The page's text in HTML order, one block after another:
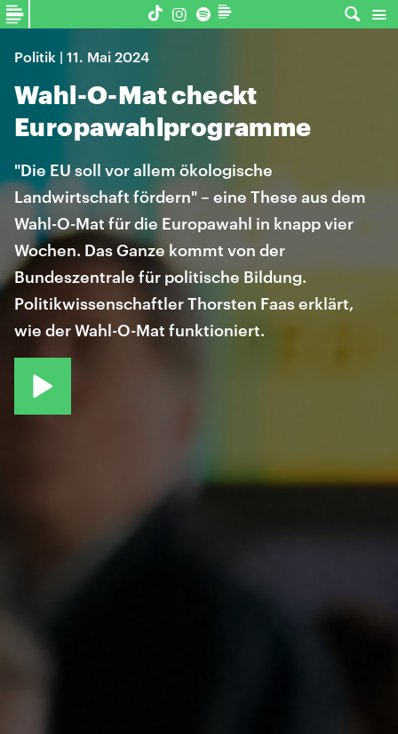
Politik | 11. Mai 2024
Wahl-O-Mat checkt
Europawahlprogramme
"Die EU soll vor allem ökologische
Landwirtschaft fördern" – eine These aus dem
Wahl-O-Mat für die Europawahl in knapp vier
Wochen. Das Ganze kommt von der
Bundeszentrale für politische Bildung.
Politikwissenschaftler Thorsten Faas erklärt,
wie der Wahl-O-Mat funktioniert.